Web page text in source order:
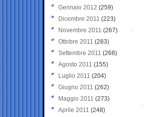
Gennaio 2012 (259)
Dicembre 2011 (223)
Novembre 2011 (267)
Ottobre 2011 (283)
Settembre 2011 (268)
Agosto 2011 (155)
Luglio 2011 (204)
Giugno 2011 (262)
Maggio 2011 (273)
Aprile 2011 (248)